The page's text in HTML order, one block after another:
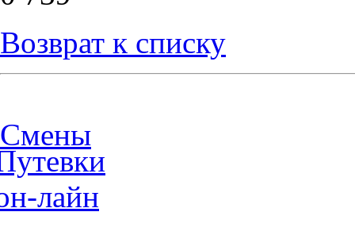
Возврат к списку
Смены
лайн